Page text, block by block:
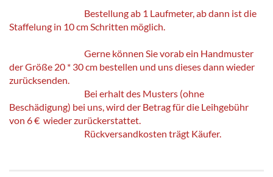
Bestellung ab 1 Laufmeter, ab dann ist die
Staffelung in 10 cm Schritten möglich.
Gerne können Sie vorab ein Handmuster
der Größe 20 * 30 cm bestellen und uns dieses dann wieder
zurücksenden.
Bei erhalt des Musters (ohne
Beschädigung) bei uns, wird der Betrag für die Leihgebühr
von 6 € wieder zurückerstattet.
Rückversandkosten trägt Käufer.